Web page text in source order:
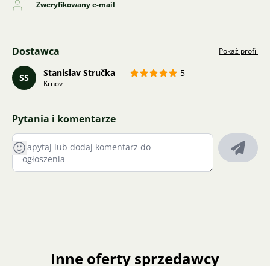
Zweryfikowany e-mail
Dostawca Pokaż profil
SS Stanislav Stručka 5
Krnov
Pytania i komentarze
Inne oferty sprzedawcy